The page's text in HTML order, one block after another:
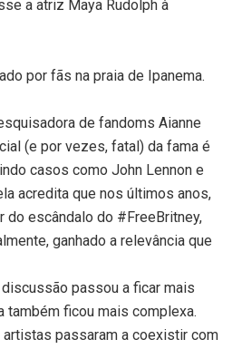
a atriz Maya Rudolph à
por fãs na praia de Ipanema.
de fandoms Aianne
(e por vezes, fatal) da fama é
casos como John Lennon e
acredita que nos últimos anos,
do escândalo do #FreeBritney,
ganhado a relevância que
passou a ficar mais
também ficou mais complexa.
passaram a coexistir com